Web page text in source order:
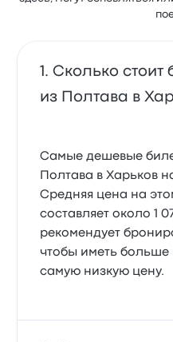
Сколько стоит
из Полтава в
Самые дешевые
Полтава в Харьков
Средняя цена на
составляет около 1
рекомендует
чтобы иметь
самую низкую цену.